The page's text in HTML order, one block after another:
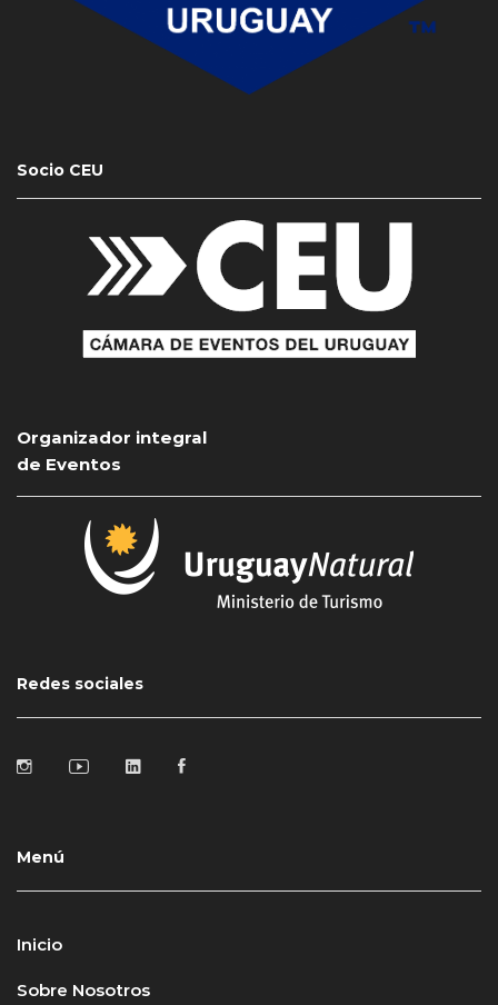
Socio CEU
Organizador integral
de Eventos
Redes sociales
Menú
Inicio
Sobre Nosotros